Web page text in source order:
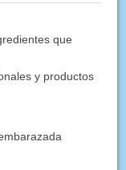
que
y productos